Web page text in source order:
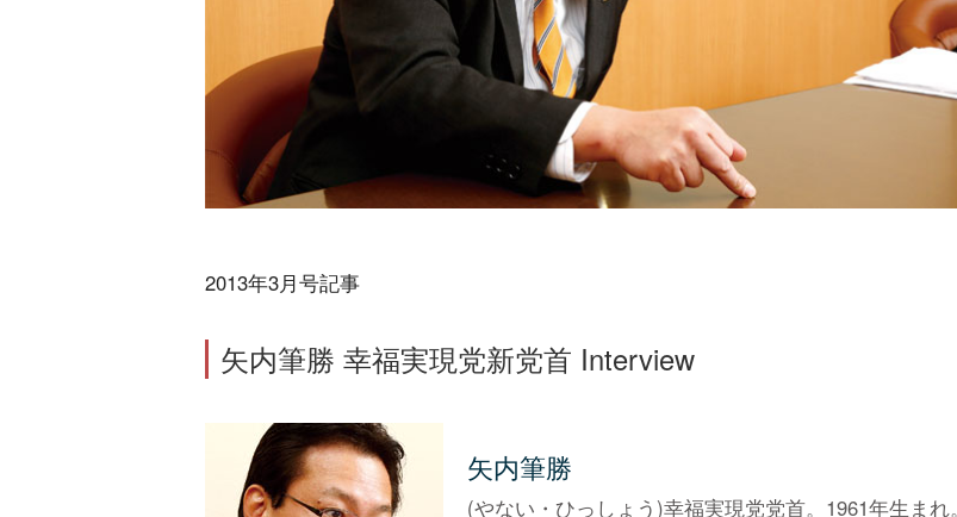
2013年3月号記事
矢内筆勝 幸福実現党新党首 Interview
矢内筆勝
(やない・ひっしょう)幸福実現党党首。1961年生まれ。